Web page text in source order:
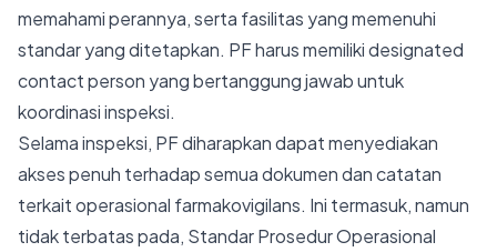
memahami perannya, serta fasilitas yang memenuhi
standar yang ditetapkan. PF harus memiliki designated
contact person yang bertanggung jawab untuk
koordinasi inspeksi.
Selama inspeksi, PF diharapkan dapat menyediakan
akses penuh terhadap semua dokumen dan catatan
terkait operasional farmakovigilans. Ini termasuk, namun
tidak terbatas pada, Standar Prosedur Operasional